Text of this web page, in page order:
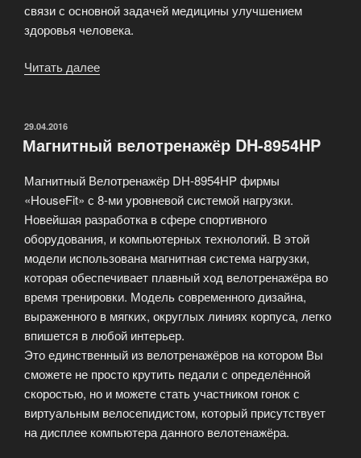
связи с основной задачей медицины улучшением
здоровья человека.
Читать далее
ОПУБЛИКОВАНО
29.04.2016
Магнитный велотренажёр DH-8954HP
Магнитный Велотренажёр DH-8954HP фирмы
«HouseFit» с 8-ми уровневой системой нагрузки.
Новейшая разработка в сфере спортивного
оборудования, и компьютерных технологий. В этой
модели использована магнитная система нагрузки,
которая обеспечивает плавный ход велотренажёра во
время тренировки. Модель современного дизайна,
выраженного в мягких, округлых линиях корпуса, легко
впишется в любой интерьер.
Это единственный из велотренажёров на котором Вы
сможете не просто крутить педали с определённой
скоростью, но и можете стать участником гонок с
виртуальным велосепидистом, который присутствует
на дисплее компьютера данного велотенажёра.